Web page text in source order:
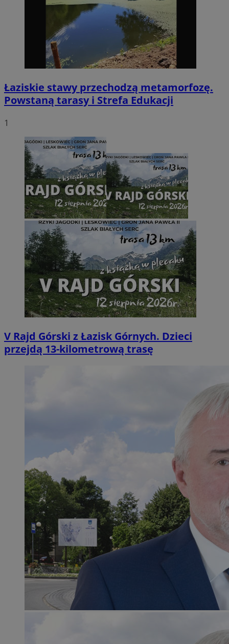
Łaziskie stawy przechodzą metamorfozę.
Powstaną tarasy i Strefa Edukacji
1
V Rajd Górski z Łazisk Górnych. Dzieci
przejdą 13-kilometrową trasę